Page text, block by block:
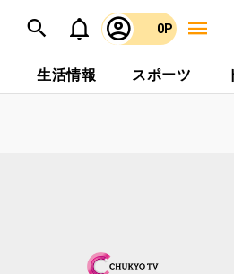
0P
生活情報 スポーツ